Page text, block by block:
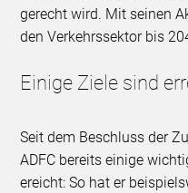
gerecht wird. Mit seinen
den Verkehrssektor bis
Einige Ziele sind
Seit dem Beschluss der
ADFC bereits einige
ereicht: So hat er